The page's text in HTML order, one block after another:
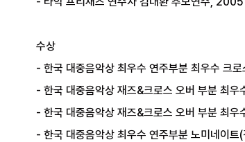
수상
- 한국 대중음악상 최우수 연주부분 최우수 크
- 한국 대중음악상 재즈&크로스 오버 부분 최
- 한국 대중음악상 재즈&크로스 오버 부분 최
- 한국 대중음악상 최우수 연주부분 노미네이